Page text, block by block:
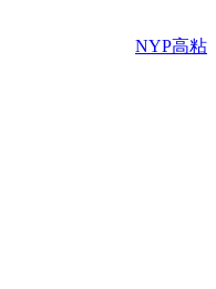
NYP高粘